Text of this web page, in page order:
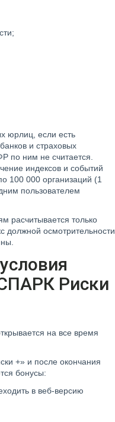
юрлиц, если есть
и страховых
по ним не считается.
индексов и событий
100 000 организаций (1
пользователем
расчитывается только
должной осмотрительности
Риски
на все время
+» и после окончания
бонусы:
в веб-версию